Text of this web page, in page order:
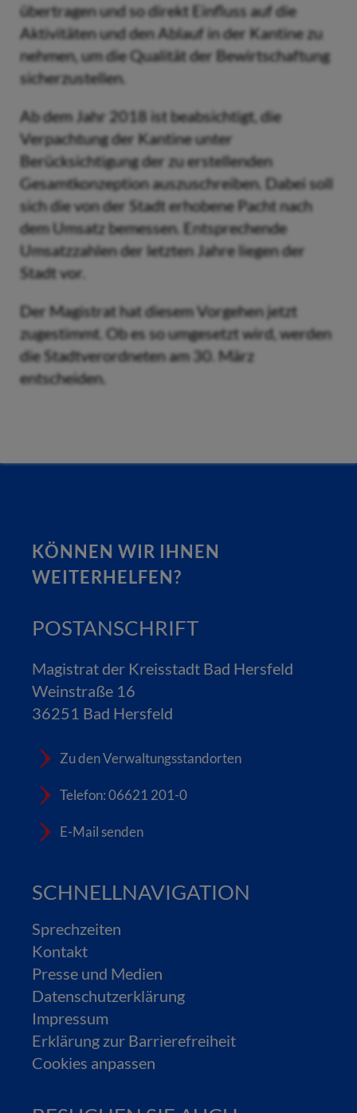
übertragen und so direkt Einfluss auf die
Aktivitäten und den Ablauf in der Kantine zu
nehmen, um die Qualität der Bewirtschaftung
sicherzustellen.
Ab dem Jahr 2018 ist beabsichtigt, die
Verpachtung der Kantine unter
Berücksichtigung der zu erstellenden
Gesamtkonzeption auszuschreiben. Dabei soll
sich die von der Stadt erhobene Pacht nach
dem Umsatz bemessen. Entsprechende
Umsatzzahlen der letzten Jahre liegen der
Stadt vor.
Der Magistrat hat diesem Vorgehen jetzt
zugestimmt. Ob es so umgesetzt wird, werden
die Stadtverordneten am 30. März
entscheiden.
KÖNNEN WIR IHNEN
WEITERHELFEN?
POSTANSCHRIFT
Magistrat der Kreisstadt Bad Hersfeld
Weinstraße 16
36251 Bad Hersfeld
Zu den Verwaltungsstandorten
Telefon: 06621 201-0
E-Mail senden
SCHNELLNAVIGATION
Sprechzeiten
Kontakt
Presse und Medien
Datenschutzerklärung
Impressum
Erklärung zur Barrierefreiheit
Cookies anpassen